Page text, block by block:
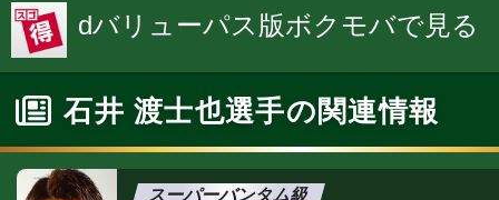
dバリューパス版ボクモバで見る
石井 渡士也選手の関連情報
スーパーバンタム級